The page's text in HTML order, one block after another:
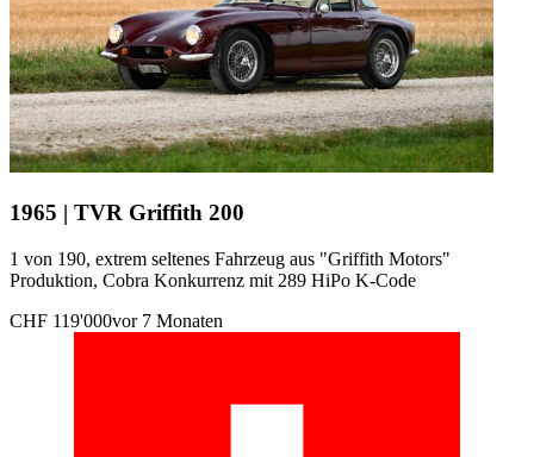
1965 | TVR Griffith 200
1 von 190, extrem seltenes Fahrzeug aus "Griffith Motors"
Produktion, Cobra Konkurrenz mit 289 HiPo K-Code
CHF 119'000vor 7 Monaten